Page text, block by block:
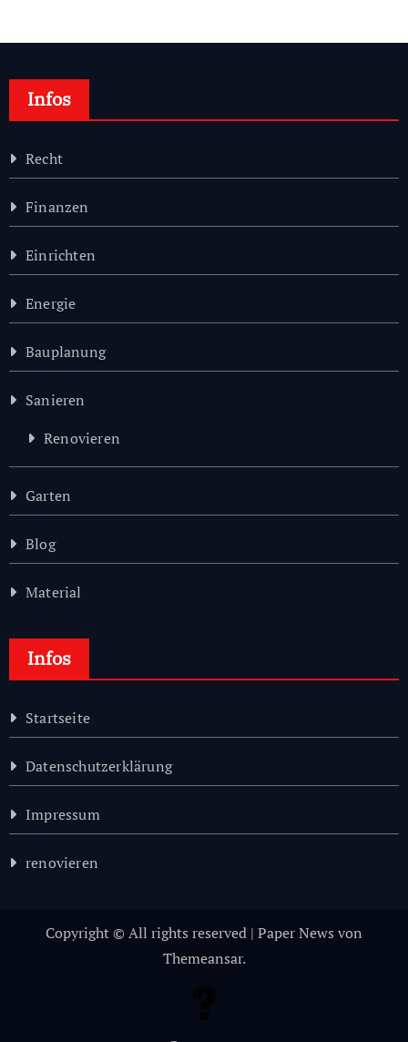
Infos
Recht
Finanzen
Einrichten
Energie
Bauplanung
Sanieren
Renovieren
Garten
Blog
Material
Infos
Startseite
Datenschutzerklärung
Impressum
renovieren
Copyright © All rights reserved | Paper News von
Themeansar.